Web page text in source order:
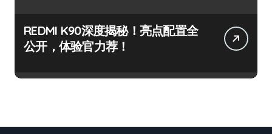
REDMI K90深度揭秘！亮点配置全
公开，体验官力荐！